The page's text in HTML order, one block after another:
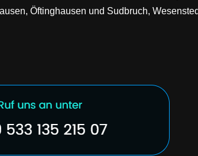
Öftinghausen und Sudbruch,